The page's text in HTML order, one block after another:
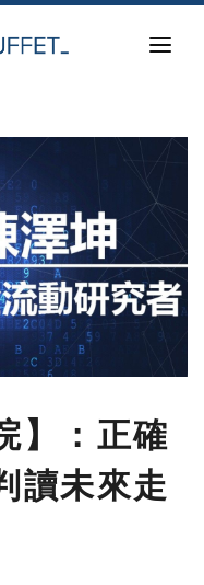
】：正確
讀未來走